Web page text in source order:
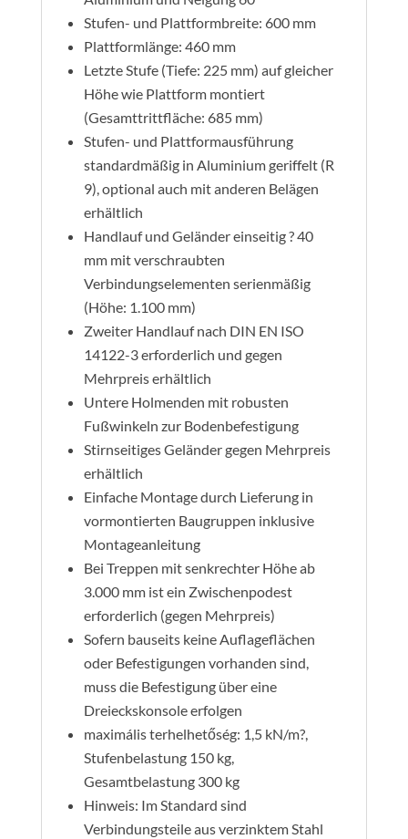
Stufen- und Plattformbreite: 600 mm
Plattformlänge: 460 mm
Letzte Stufe (Tiefe: 225 mm) auf gleicher
Höhe wie Plattform montiert
(Gesamttrittfläche: 685 mm)
Stufen- und Plattformausführung
standardmäßig in Aluminium geriffelt (R
9), optional auch mit anderen Belägen
erhältlich
Handlauf und Geländer einseitig ? 40
mm mit verschraubten
Verbindungselementen serienmäßig
(Höhe: 1.100 mm)
Zweiter Handlauf nach DIN EN ISO
14122-3 erforderlich und gegen
Mehrpreis erhältlich
Untere Holmenden mit robusten
Fußwinkeln zur Bodenbefestigung
Stirnseitiges Geländer gegen Mehrpreis
erhältlich
Einfache Montage durch Lieferung in
vormontierten Baugruppen inklusive
Montageanleitung
Bei Treppen mit senkrechter Höhe ab
3.000 mm ist ein Zwischenpodest
erforderlich (gegen Mehrpreis)
Sofern bauseits keine Auflageflächen
oder Befestigungen vorhanden sind,
muss die Befestigung über eine
Dreieckskonsole erfolgen
maximális terhelhetőség: 1,5 kN/m?,
Stufenbelastung 150 kg,
Gesamtbelastung 300 kg
Hinweis: Im Standard sind
Verbindungsteile aus verzinktem Stahl